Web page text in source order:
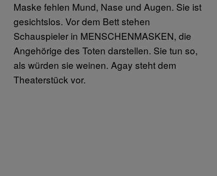
Maske fehlen Mund, Nase und Augen. Sie ist
gesichtslos. Vor dem Bett stehen
Schauspieler in MENSCHENMASKEN, die
Angehörige des Toten darstellen. Sie tun so,
als würden sie weinen. Agay steht dem
Theaterstück vor.